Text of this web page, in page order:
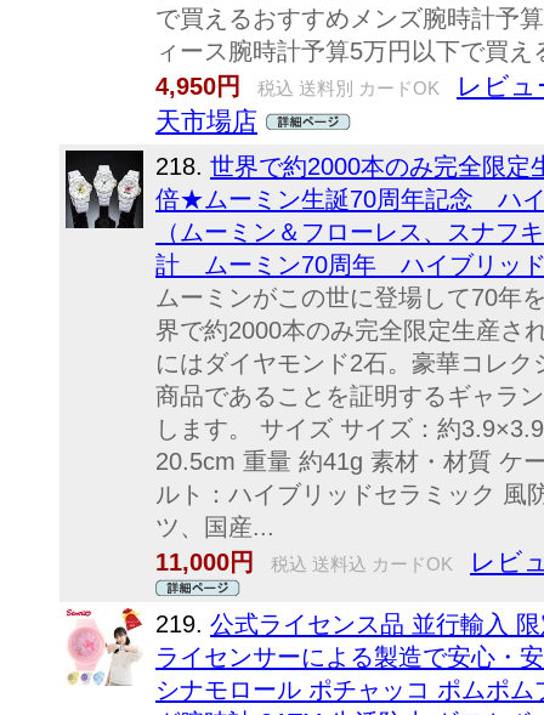
で買えるおすすめメンズ腕時計予
ィース腕時計予算5万円以下で買
4,950円
税込 送料別 カードOK
レビュ
天市場店
218. 世界で約2000本のみ完全限定
倍★ムーミン生誕70周年記念 ハ
（ムーミン＆フローレス、スナフ
計 ムーミン70周年 ハイブリッド
ムーミンがこの世に登場して70年
界で約2000本のみ完全限定生産さ
にはダイヤモンド2石。豪華コレ
商品であることを証明するギャラ
します。 サイズ サイズ：約
20.5cm 重量 約41g 素材・材質 ケ
ルト：ハイブリッドセラミック 風
ツ、国産...
11,000円
税込 送料込 カードOK レビ
219. 公式ライセンス品 並行輸入
ライセンサーによる製造で安心・
シナモロール ポチャッコ ポムポ